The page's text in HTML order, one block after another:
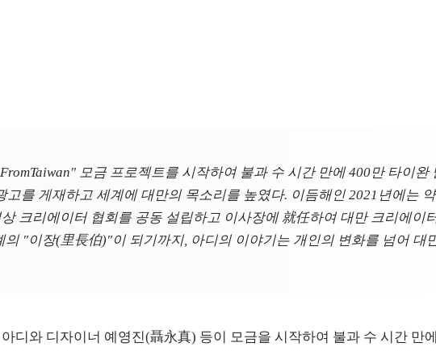
모금 프로젝트를 시작하여 불과 수 시간 만에 400만 타이
를 게재하고 세계에 대만의 목소리를 높였다. 이듬해인 2021년에는
크리에이터 협회를 공동 설립하고 이사장에 就任하여 대만 크리에이
"이장(里長伯)"이 되기까지, 아디의 이야기는 개인의 변화를 넘어 대
디와 디자이너 예영진(聶永真) 등이 모금을 시작하여 불과 수 시간 만